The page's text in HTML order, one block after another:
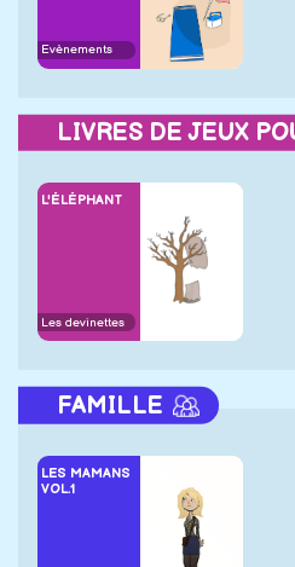
Evènements
LIVRES DE JEUX
L'ÉLÉPHANT
Les devinettes
FAMILLE
LES MAMANS
VOL.1